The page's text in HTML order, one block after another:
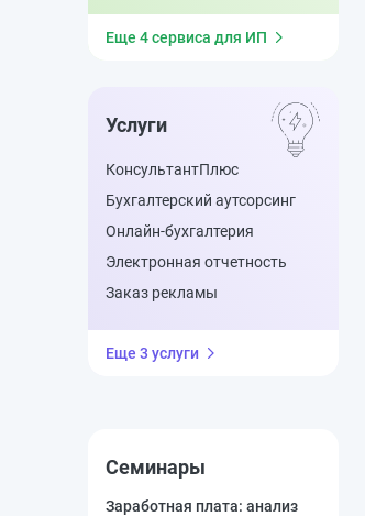
Еще 4 сервиса для ИП
Услуги
КонсультантПлюс
Бухгалтерский аутсорсинг
Онлайн-бухгалтерия
Электронная отчетность
Заказ рекламы
Еще 3 услуги
Семинары
Заработная плата: анализ